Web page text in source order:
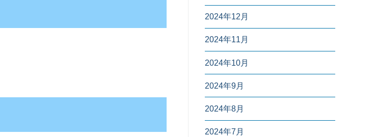
2024年12月
2024年11月
2024年10月
2024年9月
2024年8月
2024年7月